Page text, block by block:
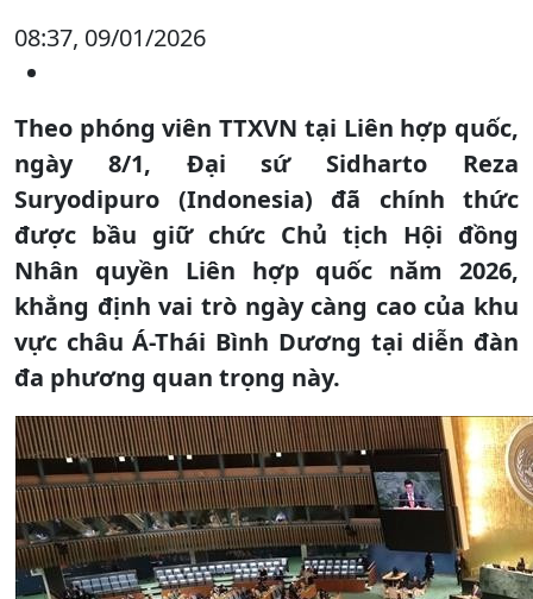
08:37, 09/01/2026
Theo phóng viên TTXVN tại Liên hợp quốc,
ngày 8/1, Đại sứ Sidharto Reza
Suryodipuro (Indonesia) đã chính thức
được bầu giữ chức Chủ tịch Hội đồng
Nhân quyền Liên hợp quốc năm 2026,
khẳng định vai trò ngày càng cao của khu
vực châu Á-Thái Bình Dương tại diễn đàn
đa phương quan trọng này.